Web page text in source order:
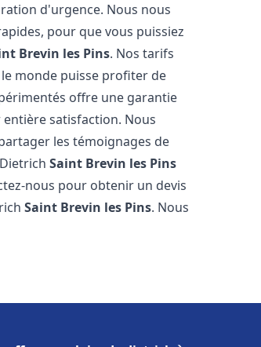
d'urgence. Nous nous
pour que vous puissiez
Brevin les Pins. Nos tarifs
monde puisse profiter de
offre une garantie
satisfaction. Nous
les témoignages de
DietrichSaint Brevin les Pins
nous pour obtenir un devis
Saint Brevin les Pins. Nous